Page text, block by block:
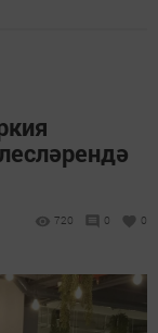
720 0 0